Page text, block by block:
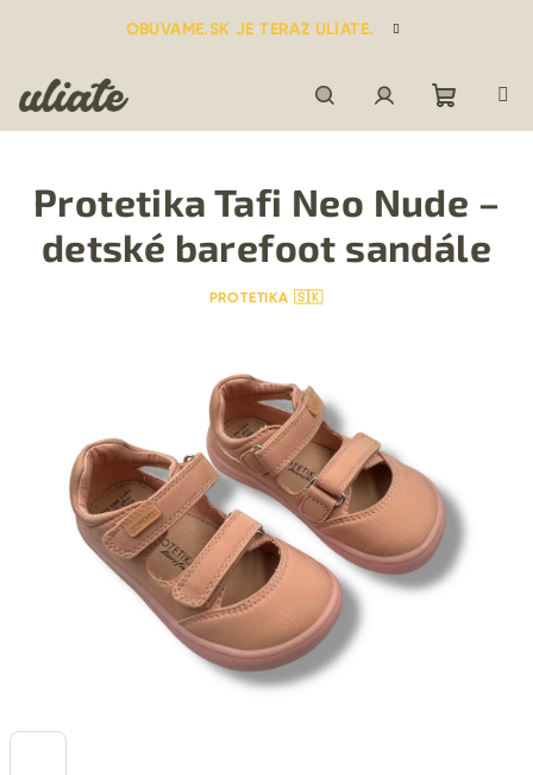
OBUVAME.SK JE TERAZ ULIATE.
HľadaťPrihlásenie
košík
Protetika Tafi Neo Nude –
detské barefoot sandále
PROTETIKA 🇸🇰